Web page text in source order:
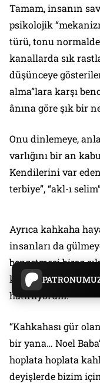
Tamam, insanın
psikolojik
türü, tonu
kanallarda sık
düşünceye
alma”lara karşı
ânına göre şık bir
Onu dinlemeye,
varlığını bir an
Kendilerini var
terbiye”, “akl-ı
Ayrıca kahkaha
insanları da
benzetmesi biraz
kilo pirzolaya
hatırlıyorum.
“Kahkahası gür
bir yana… Noel
hoplata hoplata
deyişlerde bizim